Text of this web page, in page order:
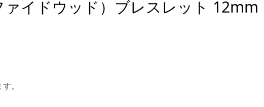
ァイドウッド）ブレスレット 12mm
。